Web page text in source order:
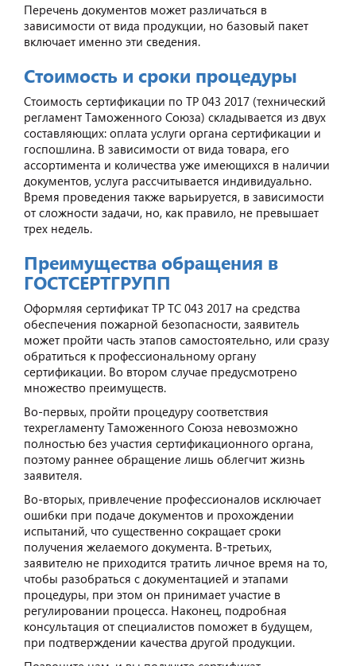
Перечень документов может различаться в
зависимости от вида продукции, но базовый пакет
включает именно эти сведения.
Стоимость и сроки процедуры
Стоимость сертификации по ТР 043 2017 (технический
регламент Таможенного Союза) складывается из двух
составляющих: оплата услуги органа сертификации и
госпошлина. В зависимости от вида товара, его
ассортимента и количества уже имеющихся в наличии
документов, услуга рассчитывается индивидуально.
Время проведения также варьируется, в зависимости
от сложности задачи, но, как правило, не превышает
трех недель.
Преимущества обращения в
ГОСТСЕРТГРУПП
Оформляя сертификат ТР ТС 043 2017 на средства
обеспечения пожарной безопасности, заявитель
может пройти часть этапов самостоятельно, или сразу
обратиться к профессиональному органу
сертификации. Во втором случае предусмотрено
множество преимуществ.
Во-первых, пройти процедуру соответствия
техрегламенту Таможенного Союза невозможно
полностью без участия сертификационного органа,
поэтому раннее обращение лишь облегчит жизнь
заявителя.
Во-вторых, привлечение профессионалов исключает
ошибки при подаче документов и прохождении
испытаний, что существенно сокращает сроки
получения желаемого документа. В-третьих,
заявителю не приходится тратить личное время на то,
чтобы разобраться с документацией и этапами
процедуры, при этом он принимает участие в
регулировании процесса. Наконец, подробная
консультация от специалистов поможет в будущем,
при подтверждении качества другой продукции.